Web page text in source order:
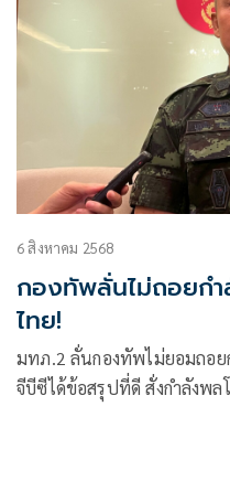
6 สิงหาคม 2568
กองทัพลั่นไม่ถอยกำ
ไทย!
มทภ.2 ลั่นกองทัพไม่ยอมถอย
จีบีซีได้ข้อสรุปที่ดี สั่งกำลังพ